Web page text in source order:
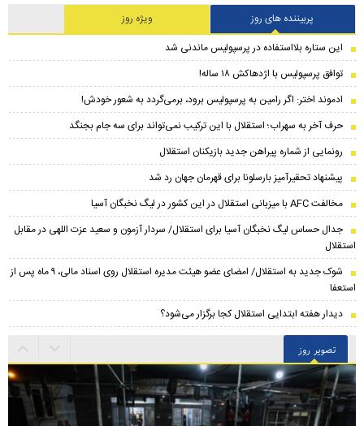
پربیننده های روز
ویژه روز
این ستاره بلااستفاده در پرسپولیس ماندنی شد
توافق پرسپولیس با اژدهاکش ۱۸ ساله!
ادموند اختر: اگر رامین به پرسپولیس برود، برمی‌گردد به شعور خودش!
حرف آخر به سهراب؛ استقلال با این ترکیب نمی‌تواند برای سه جام بجنگد
رونمایی از شماره پیراهن جدید بازیکنان استقلال
پیشنهاد تحقیرآمیز بارسلونا برای قهرمان جهان رد شد
مخالفت AFC با میزبانی استقلال در این کشور در لیگ نخبگان آسیا
جدال حساس لیگ نخبگان آسیا برای استقلال/ سردار آزمون و سعید عزت اللهی در مقابل
استقلال
شوک جدید به استقلال/ امضای عضو هیئت مدیره استقلال روی اسناد مالی، ۹ ماه پس از
استعفا
دیدار هفته ابتدایی استقلال کجا برگزار می‌شود؟
تصویر روز